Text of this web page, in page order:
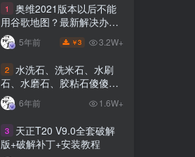
1
奥维2021版本以后不能
用谷歌地图？最新解决办法
苹果安卓电脑
5年前 ￥3 3.2W+
2 水洗石、洗米石、水刷
石、水磨石、胶粘石傻傻分
不清楚
6年前 1.6W+
3
天正T20 V9.0全套破解
版+破解补丁+安装教程